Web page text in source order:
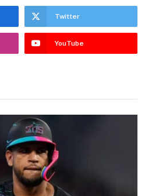
Twitter
YouTube